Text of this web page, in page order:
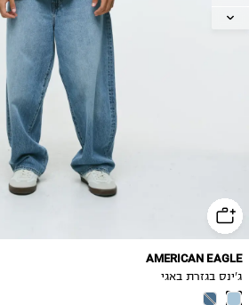
31W-32L
AMERICAN EAGLE
ג'ינס בגזרת באגי